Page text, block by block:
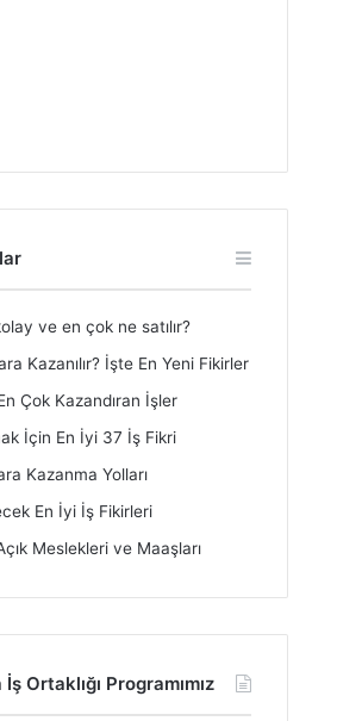
ve en çok ne satılır?
Kazanılır? İşte En Yeni Fikirler
Çok Kazandıran İşler
İçin En İyi 37 İş Fikri
Kazanma Yolları
En İyi İş Fikirleri
Meslekleri ve Maaşları
Ortaklığı Programımız